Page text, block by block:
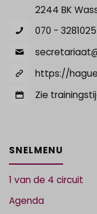
2244 BK
070 - 3281025
https://
Zie
SNELMENU
1 van de 4 circuit
Agenda